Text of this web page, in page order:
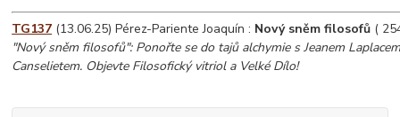
TG137 (13.06.25) Pérez-Pariente Joaquín : Nový sněm filosofů (
"Nový sněm filosofů": Ponořte se do tajů alchymie s Jeanem
Canselietem. Objevte Filosofický vitriol a Velké Dílo!